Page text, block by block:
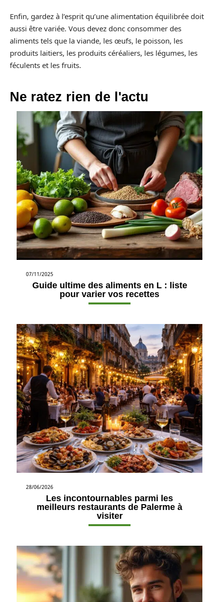
Enfin, gardez à l’esprit qu’une alimentation équilibrée doit
aussi être variée. Vous devez donc consommer des
aliments tels que la viande, les œufs, le poisson, les
produits laitiers, les produits céréaliers, les légumes, les
féculents et les fruits.
Ne ratez rien de l'actu
07/11/2025
Guide ultime des aliments en L : liste
pour varier vos recettes
28/06/2026
Les incontournables parmi les
meilleurs restaurants de Palerme à
visiter